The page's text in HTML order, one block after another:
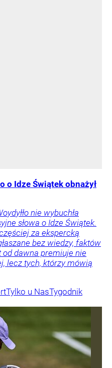
o Idze Świątek obnażył
nie wybuchła
słowa o Idze Świątek.
za ekspercką
bez wiedzy, faktów
dawna premiuje nie
lecz tych, którzy mówią
Tylko u NasTygodnik